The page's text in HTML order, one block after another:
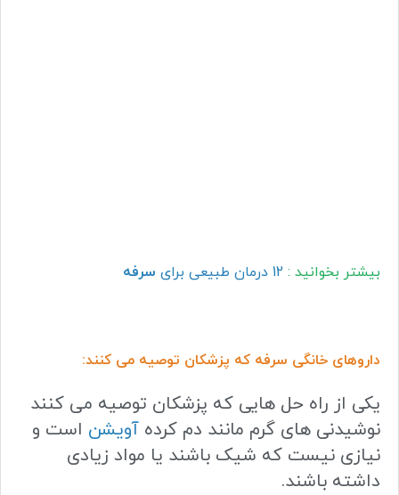
بیشتر بخوانید : 12 درمان طبیعی برای سرفه
داروهای خانگی سرفه که پزشکان توصیه می کنند:
یکی از راه حل هایی که پزشکان توصیه می کنند
نوشیدنی های گرم مانند دم کرده آویشن است و
نیازی نیست که شیک باشند یا مواد زیادی
داشته باشند.